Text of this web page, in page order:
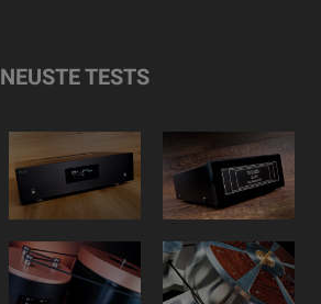
NEUSTE TESTS